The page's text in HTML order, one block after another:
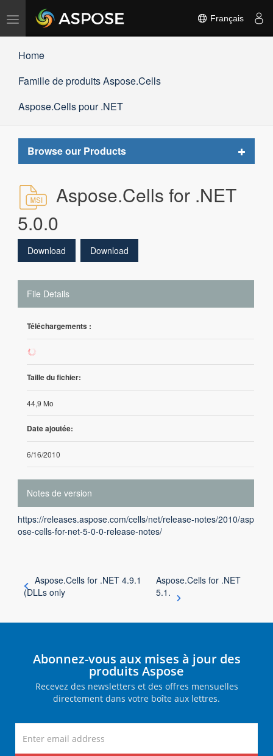
Basculer
Français
Home
Famille de produits Aspose.Cells
Aspose.Cells pour .NET
Browse our Products
Toggle
Aspose.Cells for .NET
5.0.0
Download Download
File Details
Téléchargements :
480
Taille du fichier:
44,9 Mo
Date ajoutée:
6/16/2010
Notes de version
https://releases.aspose.com/cells/net/release-notes/2010/asp
ose-cells-for-net-5-0-0-release-notes/
Aspose.Cells for .NET 4.9.1
(DLLs only
Aspose.Cells for .NET
5.1.
Abonnez-vous aux mises à jour des
produits Aspose
Recevez des newsletters et des offres mensuelles
directement dans votre boîte aux lettres.